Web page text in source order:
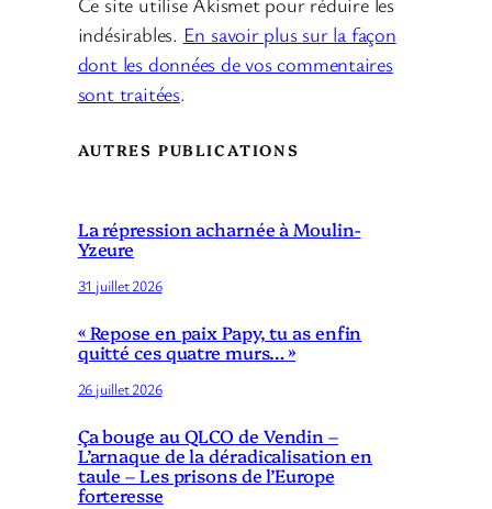
indésirables. En savoir plus sur la façon
dont les données de vos commentaires
sont traitées.
AUTRES PUBLICATIONS
La répression acharnée à Moulin-
Yzeure
31 juillet 2026
« Repose en paix Papy, tu as enfin
quitté ces quatre murs… »
26 juillet 2026
Ça bouge au QLCO de Vendin –
L’arnaque de la déradicalisation en
taule – Les prisons de l’Europe
forteresse